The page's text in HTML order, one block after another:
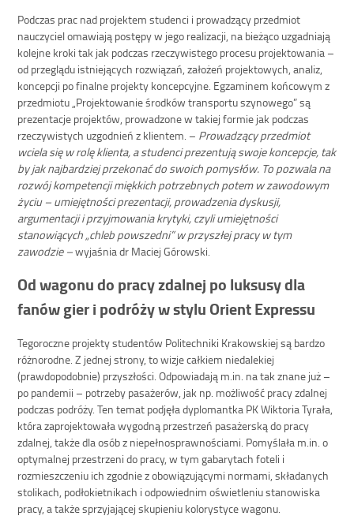
Podczas prac nad projektem studenci i prowadzący przedmiot
nauczyciel omawiają postępy w jego realizacji, na bieżąco uzgadniają
kolejne kroki tak jak podczas rzeczywistego procesu projektowania –
od przeglądu istniejących rozwiązań, założeń projektowych, analiz,
koncepcji po finalne projekty koncepcyjne. Egzaminem końcowym z
przedmiotu „Projektowanie środków transportu szynowego” są
prezentacje projektów, prowadzone w takiej formie jak podczas
rzeczywistych uzgodnień z klientem. – Prowadzący przedmiot
wciela się w rolę klienta, a studenci prezentują swoje koncepcje, tak
by jak najbardziej przekonać do swoich pomysłów. To pozwala na
rozwój kompetencji miękkich potrzebnych potem w zawodowym
życiu – umiejętności prezentacji, prowadzenia dyskusji,
argumentacji i przyjmowania krytyki, czyli umiejętności
stanowiących „chleb powszedni” w przyszłej pracy w tym
zawodzie –wyjaśnia dr Maciej Górowski.
Od wagonu do pracy zdalnej po luksusy dla
fanów gier i podróży w stylu Orient Expressu
Tegoroczne projekty studentów Politechniki Krakowskiej są bardzo
różnorodne. Z jednej strony, to wizje całkiem niedalekiej
(prawdopodobnie) przyszłości. Odpowiadają m.in. na tak znane już –
po pandemii – potrzeby pasażerów, jak np. możliwość pracy zdalnej
podczas podróży. Ten temat podjęła dyplomantka PK Wiktoria Tyrała,
która zaprojektowała wygodną przestrzeń pasażerską do pracy
zdalnej, także dla osób z niepełnosprawnościami. Pomyślała m.in. o
optymalnej przestrzeni do pracy, w tym gabarytach foteli i
rozmieszczeniu ich zgodnie z obowiązującymi normami, składanych
stolikach, podłokietnikach i odpowiednim oświetleniu stanowiska
pracy, a także sprzyjającej skupieniu kolorystyce wagonu.